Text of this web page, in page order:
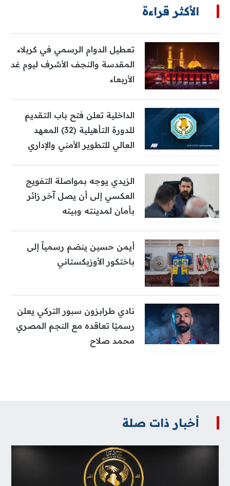
الأكثر قراءة
تعطيل الدوام الرسمي في كربلاء
المقدسة والنجف الأشرف ليوم غد
الأربعاء
الداخلية تعلن فتح باب التقديم
للدورة التأهيلية (32) المعهد
العالي للتطوير الأمني والإداري
الزيدي يوجه بمواصلة التفويج
العكسي إلى أن يصل آخر زائر
بأمان لمدينته وبيته
أيمن حسين ينضم رسمياً إلى
باختكور الأوزبكستاني
نادي طرابزون سبور التركي يعلن
رسميًا تعاقده مع النجم المصري
محمد صلاح
أخبار ذات صلة